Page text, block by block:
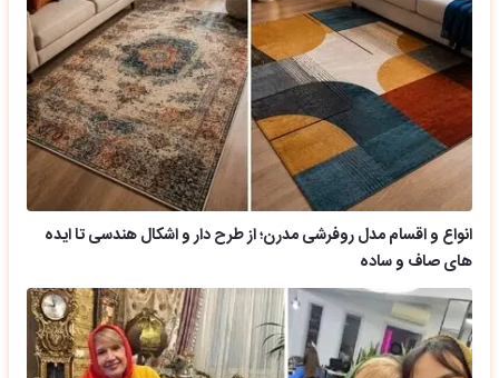
انواع و اقسام مدل روفرشی مدرن؛ از طرح دار و اشکال هندسی تا ایده
های صاف و ساده